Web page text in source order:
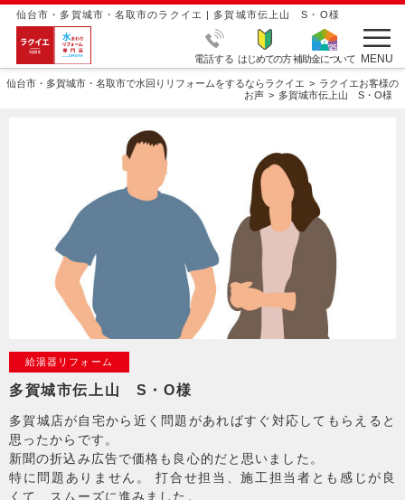
仙台市・多賀城市・名取市のラクイエ | 多賀城市伝上山 S・O様
電話する はじめての方補助金について MENU
仙台市・多賀城市・名取市で水回りリフォームをするならラクイエ
ラクイエお客様の
お声
多賀城市伝上山 S・O様
給湯器リフォーム
多賀城市伝上山 S・O様
多賀城店が自宅から近く問題があればすぐ対応してもらえると
思ったからです。
新聞の折込み広告で価格も良心的だと思いました。
特に問題ありません。 打合せ担当、施工担当者とも感じが良
くて、スムーズに進みました。